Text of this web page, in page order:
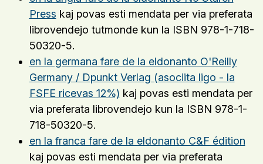
Press kaj povas esti mendata per via preferata
librovendejo tutmonde kun la ISBN 978-1-718-
50320-5.
en la germana fare de la eldonanto O'Reilly
Germany / Dpunkt Verlag (asociita ligo - la
FSFE ricevas 12%) kaj povas esti mendata per
via preferata librovendejo kun la ISBN 978-1-
718-50320-5.
en la franca fare de la eldonanto C&F édition
kaj povas esti mendata per via preferata